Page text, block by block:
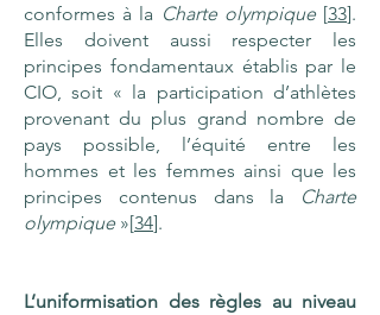
conformes à la Charte olympique[33].
Elles doivent aussi respecter les
principes fondamentaux établis par le
CIO, soit « la participation d’athlètes
provenant du plus grand nombre de
pays possible, l’équité entre les
hommes et les femmes ainsi que les
principes contenus dans la
Charte
olympique»[34].
L’uniformisation des règles au niveau